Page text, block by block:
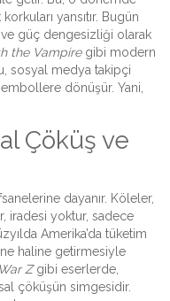
yansıtır. Bugün
ve güç dengesizliği olarak
the Vampiregibi modern
sosyal medya takipçi
dönüşür. Yani,
Çöküş ve
dayanır. Köleler,
iradesi yoktur, sadece
Amerika’da tüketim
haline getirmesiyle
Zgibi eserlerde,
çöküşün simgesidir.